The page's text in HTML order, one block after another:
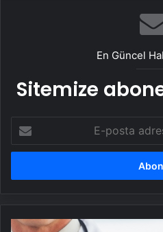
En Güncel
Sitemize
posta
adresinizi
Hekim